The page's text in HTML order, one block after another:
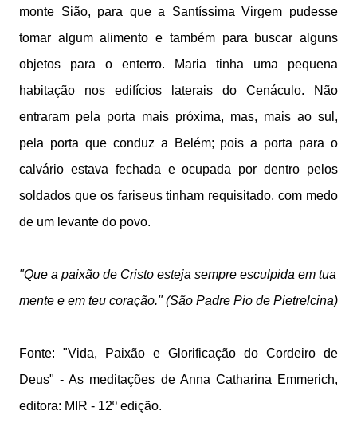
monte Sião, para que a Santíssima Virgem pudesse
tomar algum alimento e também para buscar alguns
objetos para o enterro. Maria tinha uma pequena
habitação nos edifícios laterais do Cenáculo. Não
entraram pela porta mais próxima, mas, mais ao sul,
pela porta que conduz a Belém; pois a porta para o
calvário estava fechada e ocupada por dentro pelos
soldados que os fariseus tinham requisitado, com medo
de um levante do povo.
"Que a paixão de Cristo esteja sempre esculpida em tua
mente e em teu coração." (São Padre Pio de Pietrelcina)
Fonte: "Vida, Paixão e Glorificação do Cordeiro de
Deus" - As meditações de Anna Catharina Emmerich,
editora: MIR - 12º edição.